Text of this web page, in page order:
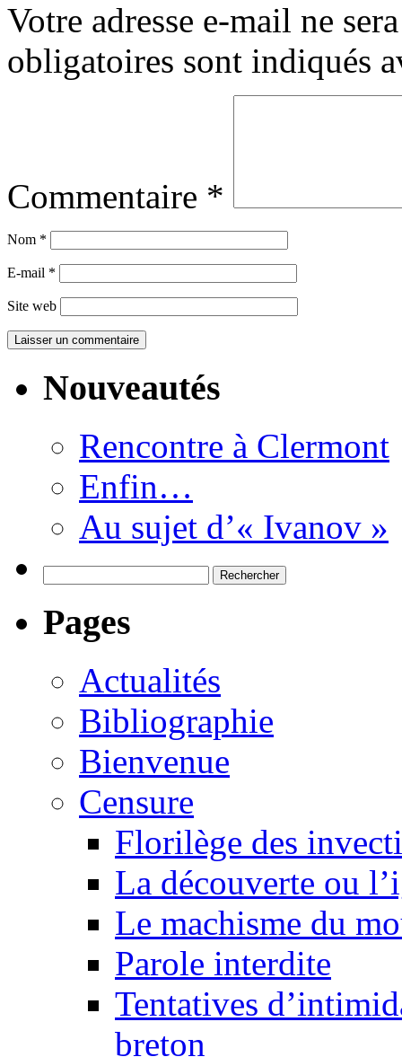
Votre adresse e-mail ne
obligatoires sont indiqués
Commentaire *
Nom *
E-mail *
Site web
Nouveautés
Rencontre à Clermont
Enfin…
Au sujet d’« Ivanov »
Pages
Actualités
Bibliographie
Bienvenue
Censure
Florilège des
La découverte ou
Le machisme du
Parole interdite
Tentatives
breton